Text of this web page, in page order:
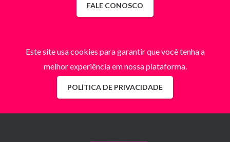
FALE CONOSCO
Este site usa cookies para garantir que você tenha a
melhor experiência em nossa plataforma.
POLÍTICA DE PRIVACIDADE